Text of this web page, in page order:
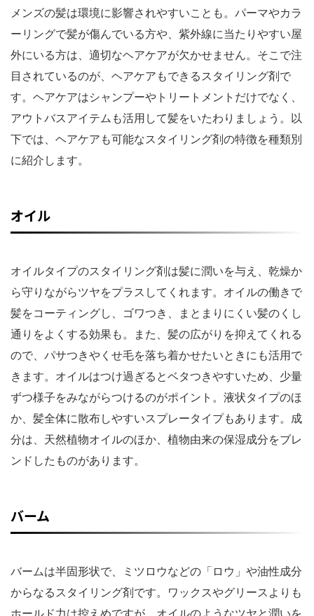
メンズの髪は環境に影響されやすいことも。パーマやカラ
ーリングで髪が傷んでいる方や、紫外線に当たりやすい屋
外にいる方は、適切なヘアケアが欠かせません。そこで注
目されているのが、ヘアケアもできるスタイリング剤で
す。ヘアケアはシャンプーやトリートメントだけでなく、
アウトバスアイテムも活用して髪をいたわりましょう。以
下では、ヘアケアも可能なスタイリング剤の特徴を種類別
に紹介します。
オイル
オイルタイプのスタイリング剤は髪に潤いを与え、乾燥か
ら守りながらツヤをプラスしてくれます。オイルの働きで
髪をコーティングし、ゴワつき、まとまりにくい髪のくし
通りをよくする効果も。また、髪の広がりを抑えてくれる
ので、パサつきやくせ毛を落ち着かせたいときにも活用で
きます。オイルはつけ過ぎるとベタつきやすいため、少量
ずつ様子をみながらつけるのがポイント。液状タイプのほ
か、髪全体に散布しやすいスプレータイプもあります。成
分は、天然植物オイルのほか、植物由来の保湿成分をブレ
ンドしたものがあります。
バーム
バームは半固形状で、ミツロウなどの「ロウ」や油性成分
からなるスタイリング剤です。ワックスやグリースよりも
ホールド力は控えめですが、オイルのようなツヤと潤いを